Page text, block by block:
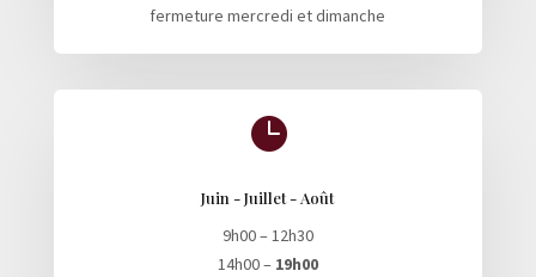
fermeture mercredi et dimanche

Juin - Juillet - Août
9h00 – 12h30
14h00 – 19h00